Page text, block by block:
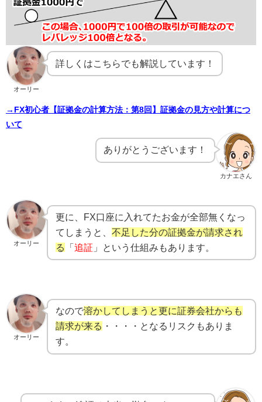
オーリー
詳しくはこちらでも解説しています！
→FX初心者【証拠金の計算方法：第8回】証拠金の見方や計算につ
いて
カナエさん
ありがとうございます！
オーリー
更に、FX口座に入れてたお金が全部無くなっ
てしまうと、 不足した分の証拠金が請求され
る 「 追証 」という仕組みもあります。
オーリー
なので溶かしてしまうと更に証券会社からも
請求が来る ・・・・となるリスクもありま
す。